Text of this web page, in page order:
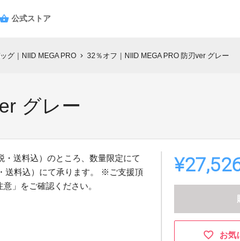
公式ストア
グ｜NIID MEGA PRO chevron_right 32％オフ｜NIID MEGA PRO 防刃ver グレー
グレー
・送料込）のところ、数量限定にて
送料込）にて承ります。 ※ご支援頂
」をご確認ください。
お気